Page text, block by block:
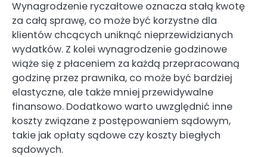
Wynagrodzenie ryczałtowe oznacza stałą kwotę
za całą sprawę, co może być korzystne dla
klientów chcących uniknąć nieprzewidzianych
wydatków. Z kolei wynagrodzenie godzinowe
wiąże się z płaceniem za każdą przepracowaną
godzinę przez prawnika, co może być bardziej
elastyczne, ale także mniej przewidywalne
finansowo. Dodatkowo warto uwzględnić inne
koszty związane z postępowaniem sądowym,
takie jak opłaty sądowe czy koszty biegłych
sądowych.